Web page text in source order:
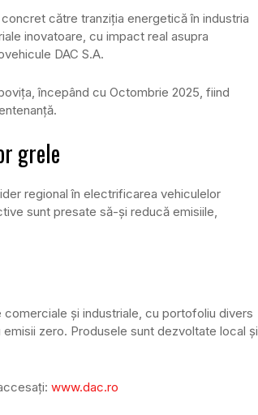
către tranziția energetică în industria
inovatoare, cu impact real asupra
DAC S.A.
începând cu Octombrie 2025, fiind
grele
regional în electrificarea vehiculelor
sunt presate să-și reducă emisiile,
și industriale, cu portofoliu divers
zero. Produsele sunt dezvoltate local și
www.dac.ro